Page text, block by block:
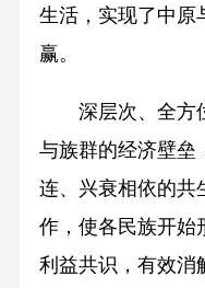
生活，实现了中原
赢。
深层次、全方
与族群的经济壁垒
连、兴衰相依的共
作，使各民族开始
利益共识，有效消